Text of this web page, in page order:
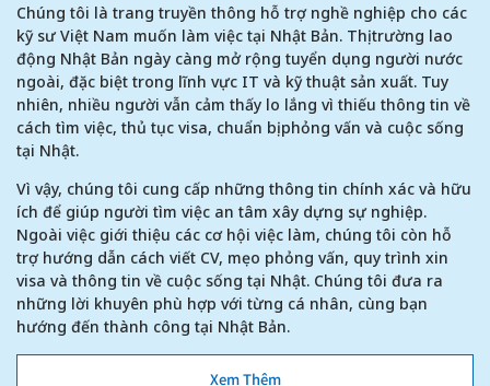
Chúng tôi là trang truyền thông hỗ trợ nghề nghiệp cho các
kỹ sư Việt Nam muốn làm việc tại Nhật Bản. Thị trường lao
động Nhật Bản ngày càng mở rộng tuyển dụng người nước
ngoài, đặc biệt trong lĩnh vực IT và kỹ thuật sản xuất. Tuy
nhiên, nhiều người vẫn cảm thấy lo lắng vì thiếu thông tin về
cách tìm việc, thủ tục visa, chuẩn bị phỏng vấn và cuộc sống
tại Nhật.
Vì vậy, chúng tôi cung cấp những thông tin chính xác và hữu
ích để giúp người tìm việc an tâm xây dựng sự nghiệp.
Ngoài việc giới thiệu các cơ hội việc làm, chúng tôi còn hỗ
trợ hướng dẫn cách viết CV, mẹo phỏng vấn, quy trình xin
visa và thông tin về cuộc sống tại Nhật. Chúng tôi đưa ra
những lời khuyên phù hợp với từng cá nhân, cùng bạn
hướng đến thành công tại Nhật Bản.
Xem Thêm